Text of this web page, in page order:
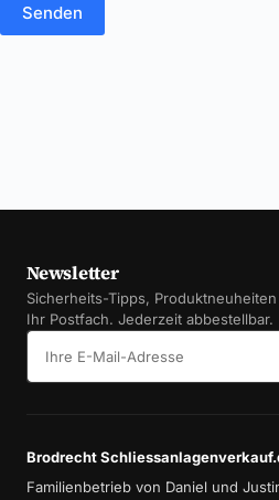
Senden
Newsletter
Sicherheits-Tipps,
Ihr Postfach. Jederzeit abbestellbar.
Brodrecht
Familienbetrieb von Daniel und